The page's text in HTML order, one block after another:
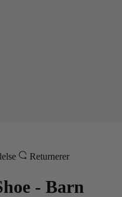
Returnerer
- Barn